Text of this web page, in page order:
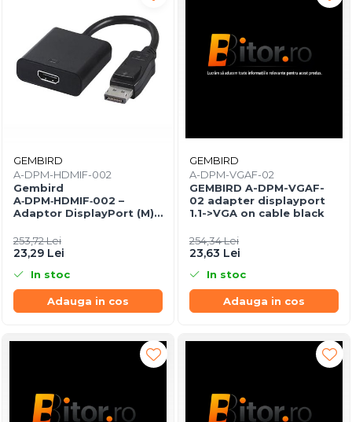
GEMBIRD
A-DPM-HDMIF-002
Gembird
A‑DPM‑HDMIF‑002 –
Adaptor DisplayPort (M)
Negru
253,72 Lei
23,29 Lei
In stoc
Adauga in cos
GEMBIRD
A-DPM-VGAF-02
GEMBIRD A-DPM-VGAF-
02 adapter displayport
1.1->VGA on cable black
254,34 Lei
23,63 Lei
In stoc
Adauga in cos